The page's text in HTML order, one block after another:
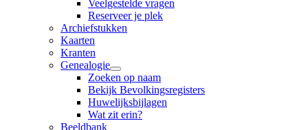
Veelgestelde vragen
Reserveer je plek
Archiefstukken
Kaarten
Kranten
Genealogie
Zoeken op naam
Bekijk Bevolkingsregisters
Huwelijksbijlagen
Wat zit erin?
Beeldbank